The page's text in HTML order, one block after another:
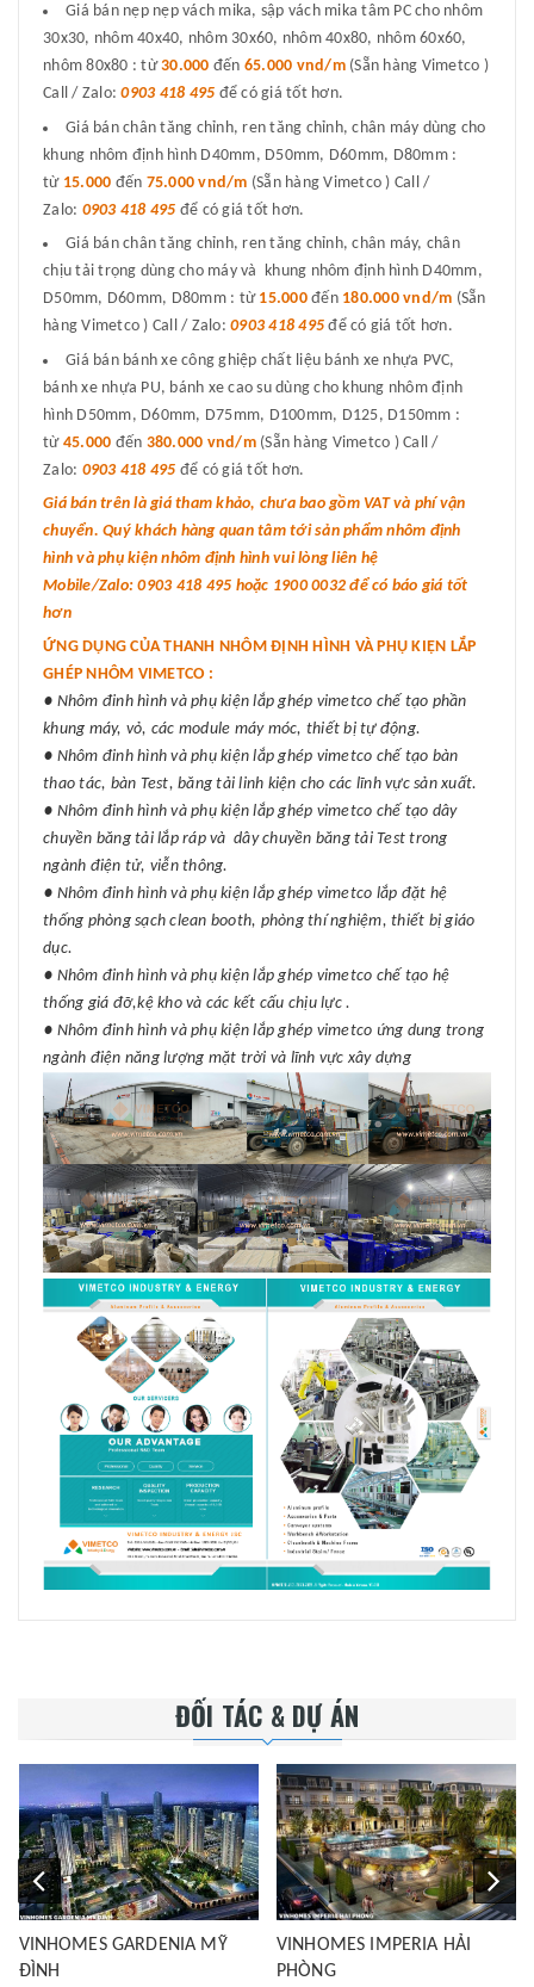
Giá bán nẹp nẹp vách mika, sập vách mika tâm PC cho nhôm
30x30, nhôm 40x40, nhôm 30x60, nhôm 40x80, nhôm 60x60,
nhôm 80x80 : từ30.000 đến 65.000 vnd/m(Sẵn hàng Vimetco )
Call / Zalo:0903 418 495 để có giá tốt hơn.
Giá bán chân tăng chỉnh, ren tăng chỉnh, chân máy dùng cho
khung nhôm định hình D40mm, D50mm, D60mm, D80mm :
từ 15.000 đến 75.000 vnd/m (Sẵn hàng Vimetco ) Call /
Zalo: 0903 418 495 để có giá tốt hơn.
Giá bán chân tăng chỉnh, ren tăng chỉnh, chân máy, chân
chịu tải trọng dùng cho máy và khung nhôm định hình D40mm,
D50mm, D60mm, D80mm : từ 15.000đến 180.000 vnd/m (Sẵn
hàng Vimetco ) Call / Zalo: 0903 418 495 để có giá tốt hơn.
Giá bán bánh xe công ghiệp chất liệu bánh xe nhựa PVC,
bánh xe nhựa PU, bánh xe cao su dùng cho khung nhôm định
hình D50mm, D60mm, D75mm, D100mm, D125, D150mm :
từ 45.000 đến 380.000 vnd/m(Sẵn hàng Vimetco ) Call /
Zalo: 0903 418 495 để có giá tốt hơn.
Giá bán trên là giá tham khảo, chưa bao gồm VAT và phí vận
chuyển. Quý khách hàng quan tâm tới sản phẩm nhôm định
hình và phụ kiện nhôm định hình vui lòng liên hệ
Mobile/Zalo: 0903 418 495 hoặc 1900 0032 để có báo giá tốt
hơn
ỨNG DỤNG CỦA THANH NHÔM ĐỊNH HÌNH VÀ PHỤ KIỆN LẮP
GHÉP NHÔM VIMETCO :
● Nhôm đinh hình và phụ kiện lắp ghép vimetco chế tạo phần
khung máy, vỏ, các module máy móc, thiết bị tự động.
● Nhôm đinh hình và phụ kiện lắp ghép vimetco chế tạo bàn
thao tác, bàn Test, băng tải linh kiện cho các lĩnh vực sản xuất.
● Nhôm đinh hình và phụ kiện lắp ghép vimetco chế tạo dây
chuyền băng tải lắp ráp và dây chuyền băng tải Test trong
ngành điện tử, viễn thông.
● Nhôm đinh hình và phụ kiện lắp ghép vimetco lắp đặt hệ
thống phòng sạch clean booth, phòng thí nghiệm, thiết bị giáo
dục.
● Nhôm đinh hình và phụ kiện lắp ghép vimetco chế tạo hệ
thống giá đỡ,kệ kho và các kết cấu chịu lực .
● Nhôm đinh hình và phụ kiện lắp ghép vimetco ứng dung trong
ngành điện năng lượng mặt trời và lĩnh vực xây dựng
ĐỐI TÁC & DỰ ÁN
VINHOMES GARDENIA MỸ
ĐÌNH
VINHOMES IMPERIA HẢI
PHÒNG